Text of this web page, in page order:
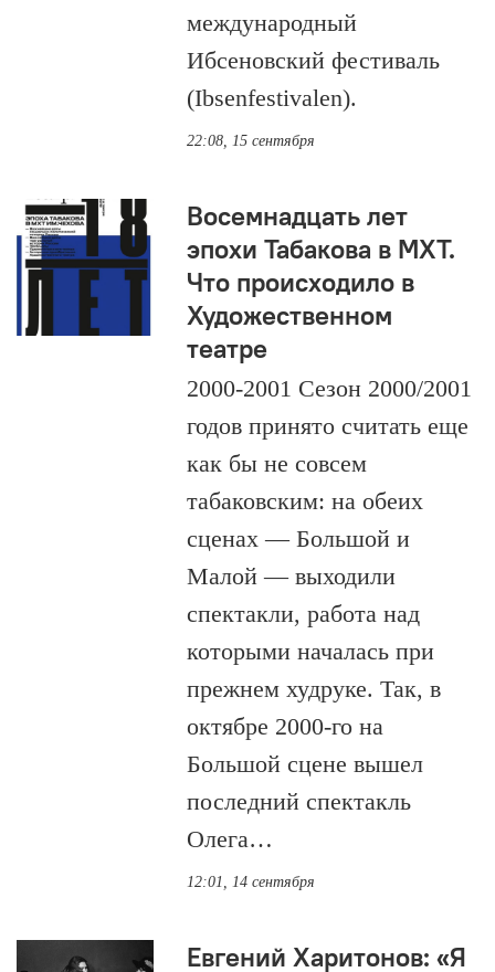
международный
Ибсеновский фестиваль
(Ibsenfestivalen).
22:08, 15 сентября
Восемнадцать лет
эпохи Табакова в МХТ.
Что происходило в
Художественном
театре
2000-2001 Сезон 2000/2001
годов принято считать еще
как бы не совсем
табаковским: на обеих
сценах — Большой и
Малой — выходили
спектакли, работа над
которыми началась при
прежнем худруке. Так, в
октябре 2000-го на
Большой сцене вышел
последний спектакль
Олега…
12:01, 14 сентября
Евгений Харитонов: «Я